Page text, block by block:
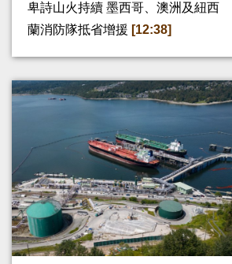
卑詩山火持續 墨西哥、澳洲及紐西
蘭消防隊抵省增援 [12:38]